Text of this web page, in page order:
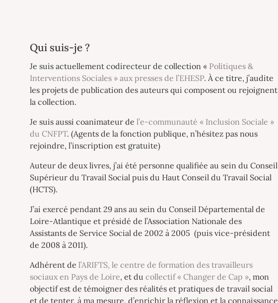
Qui suis-je ?
Je suis actuellement codirecteur de collection « Politiques &
Interventions Sociales » aux presses de l’EHESP. À ce titre, j’audite
les projets de publication des auteurs qui composent ou rejoignent
la collection.
Je suis aussi coanimateur de l’e-communauté « Inclusion Sociale »
du CNFPT. (Agents de la fonction publique, n’hésitez pas nous
rejoindre, l’inscription est gratuite)
Auteur de deux livres, j’ai été personne qualifiée au sein du Conseil
Supérieur du Travail Social puis du Haut Conseil du Travail Social
(HCTS).
J’ai exercé pendant 29 ans au sein du Conseil Départemental de
Loire-Atlantique et présidé de l’Association Nationale des
Assistants de Service Social de 2002 à 2005 (puis vice-président
de 2008 à 2011).
Adhérent de l’ARIFTS, le centre de formation des travailleurs
sociaux en Pays de Loire, et du collectif « Changer de Cap », mon
objectif est de témoigner des réalités et pratiques de travail social
et de tenter, à ma mesure, d’enrichir la réflexion et la connaissance